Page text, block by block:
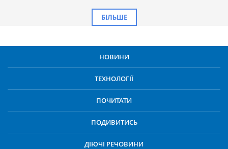
БІЛЬШЕ
НОВИНИ
ТЕХНОЛОГІЇ
ПОЧИТАТИ
ПОДИВИТИСЬ
ДІЮЧІ РЕЧОВИНИ